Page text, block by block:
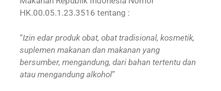
HK.00.05.1.23.3516 tentang :
“Izin edar produk obat, obat tradisional, kosmetik,
suplemen makanan dan makanan yang
bersumber, mengandung, dari bahan tertentu dan
atau mengandung alkohol”